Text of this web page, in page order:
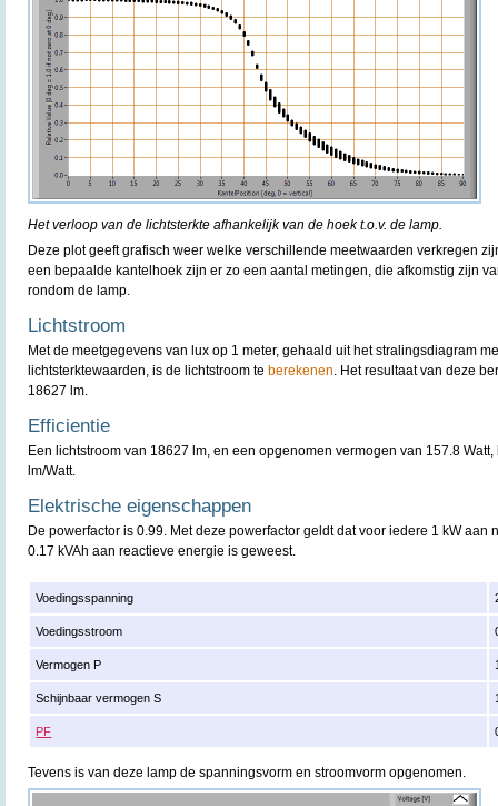
Het verloop van de lichtsterkte afhankelijk van de hoek t.o.v. de lamp.
Deze plot geeft grafisch weer welke verschillende meetwaarden verkregen
een bepaalde kantelhoek zijn er zo een aantal metingen, die afkomstig zijn
rondom de lamp.
Lichtstroom
Met de meetgegevens van lux op 1 meter, gehaald uit het stralingsdiagram
lichtsterktewaarden, is de lichtstroom te berekenen. Het resultaat van deze
18627 lm.
Efficientie
Een lichtstroom van 18627 lm, en een opgenomen vermogen van 157.8
lm/Watt.
Elektrische eigenschappen
De powerfactor is 0.99. Met deze powerfactor geldt dat voor iedere 1 kW aan
0.17 kVAh aan reactieve energie is geweest.
Voedingsspanning
Voedingsstroom
Vermogen P
Schijnbaar vermogen S
PF
Tevens is van deze lamp de spanningsvorm en stroomvorm opgenomen.